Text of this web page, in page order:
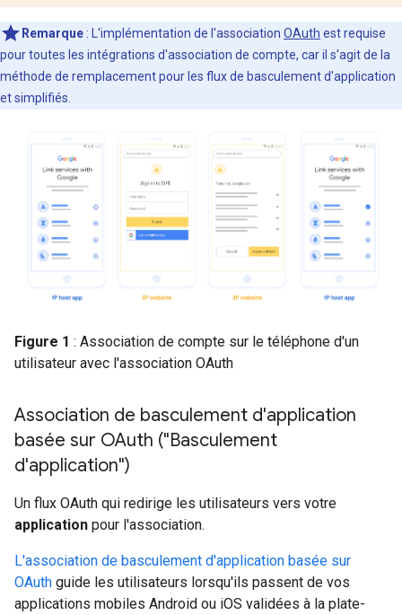
Remarque : L'implémentation de l'association OAuth est requise
pour toutes les intégrations d'association de compte, car il s'agit de la
méthode de remplacement pour les flux de basculement d'application
et simplifiés.
Figure 1 : Association de compte sur le téléphone d'un
utilisateur avec l'association OAuth
Association de basculement d'application
basée sur OAuth ("Basculement
d'application")
Un flux OAuth qui redirige les utilisateurs vers votre
application pour l'association.
L'association de basculement d'application basée sur
OAuth guide les utilisateurs lorsqu'ils passent de vos
applications mobiles Android ou iOS validées à la plate-